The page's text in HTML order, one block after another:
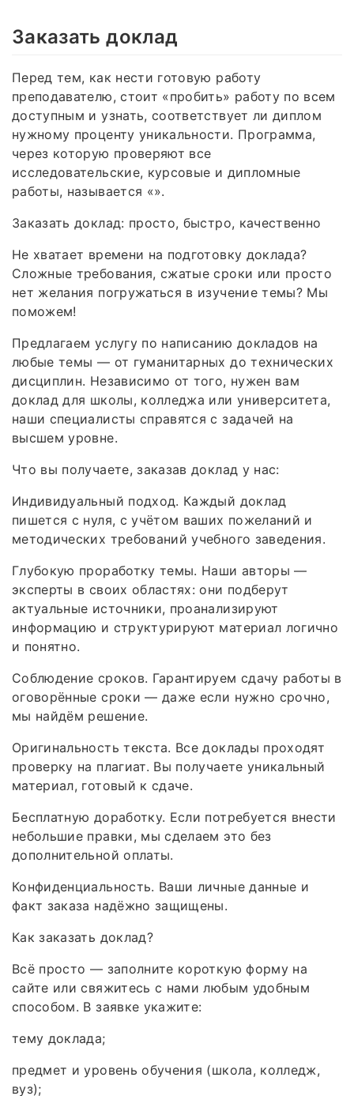
Заказать доклад
Перед тем, как нести готовую работу
преподавателю, стоит «пробить» работу по всем
доступным и узнать, соответствует ли диплом
нужному проценту уникальности. Программа,
через которую проверяют все
исследовательские, курсовые и дипломные
работы, называется «».
Заказать доклад: просто, быстро, качественно
Не хватает времени на подготовку доклада?
Сложные требования, сжатые сроки или просто
нет желания погружаться в изучение темы? Мы
поможем!
Предлагаем услугу по написанию докладов на
любые темы — от гуманитарных до технических
дисциплин. Независимо от того, нужен вам
доклад для школы, колледжа или университета,
наши специалисты справятся с задачей на
высшем уровне.
Что вы получаете, заказав доклад у нас:
Индивидуальный подход. Каждый доклад
пишется с нуля, с учётом ваших пожеланий и
методических требований учебного заведения.
Глубокую проработку темы. Наши авторы —
эксперты в своих областях: они подберут
актуальные источники, проанализируют
информацию и структурируют материал логично
и понятно.
Соблюдение сроков. Гарантируем сдачу работы в
оговорённые сроки — даже если нужно срочно,
мы найдём решение.
Оригинальность текста. Все доклады проходят
проверку на плагиат. Вы получаете уникальный
материал, готовый к сдаче.
Бесплатную доработку. Если потребуется внести
небольшие правки, мы сделаем это без
дополнительной оплаты.
Конфиденциальность. Ваши личные данные и
факт заказа надёжно защищены.
Как заказать доклад?
Всё просто — заполните короткую форму на
сайте или свяжитесь с нами любым удобным
способом. В заявке укажите:
тему доклада;
предмет и уровень обучения (школа, колледж,
вуз);